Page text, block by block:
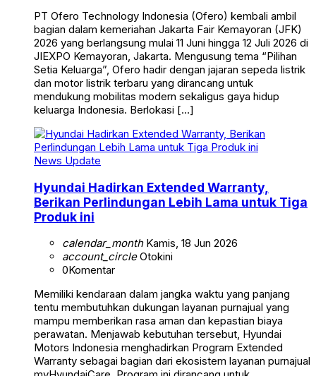
PT Ofero Technology Indonesia (Ofero) kembali ambil
bagian dalam kemeriahan Jakarta Fair Kemayoran (JFK)
2026 yang berlangsung mulai 11 Juni hingga 12 Juli 2026 di
JIEXPO Kemayoran, Jakarta. Mengusung tema “Pilihan
Setia Keluarga”, Ofero hadir dengan jajaran sepeda listrik
dan motor listrik terbaru yang dirancang untuk
mendukung mobilitas modern sekaligus gaya hidup
keluarga Indonesia. Berlokasi […]
News Update
Hyundai Hadirkan Extended Warranty,
Berikan Perlindungan Lebih Lama untuk Tiga
Produk ini
calendar_monthKamis, 18 Jun 2026
account_circleOtokini
0Komentar
Memiliki kendaraan dalam jangka waktu yang panjang
tentu membutuhkan dukungan layanan purnajual yang
mampu memberikan rasa aman dan kepastian biaya
perawatan. Menjawab kebutuhan tersebut, Hyundai
Motors Indonesia menghadirkan Program Extended
Warranty sebagai bagian dari ekosistem layanan purnajual